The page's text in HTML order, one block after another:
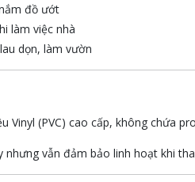
đồ ướt
làm việc nhà
dọn, làm vườn
Vinyl (PVC) cao cấp, không chứa
vẫn đảm bảo linh hoạt khi